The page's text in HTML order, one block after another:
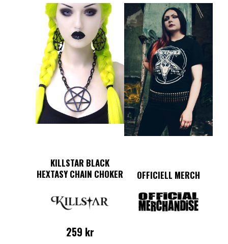
här
produkten
har
flera
varianter.
De
olika
alternativen
kan
väljas
produktsidan
KILLSTAR BLACK
HEXTASY CHAIN CHOKER
259 kr
OFFICIELL MERCH